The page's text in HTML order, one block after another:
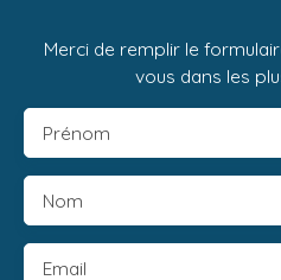
Merci de remplir le
vous dans les
Prénom
Nom
Email